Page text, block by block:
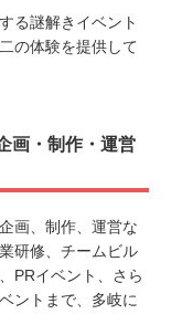
る謎解きイベント
の体験を提供して
画・制作・運営
画、制作、運営な
研修、チームビル
PRイベント、さら
ントまで、多岐に